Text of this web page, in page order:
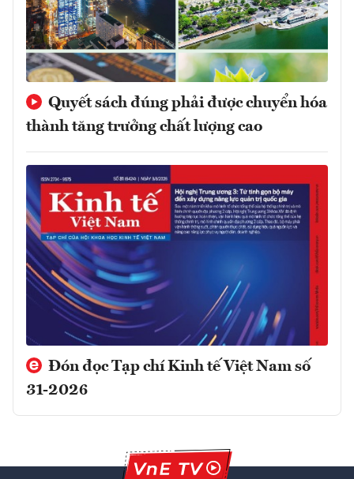
Quyết sách đúng phải được chuyển hóa
thành tăng trưởng chất lượng cao
Đón đọc Tạp chí Kinh tế Việt Nam số
31-2026